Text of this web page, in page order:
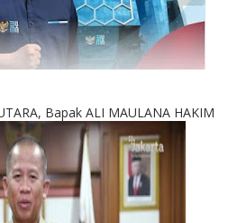
Bapak ALI MAULANA HAKIM